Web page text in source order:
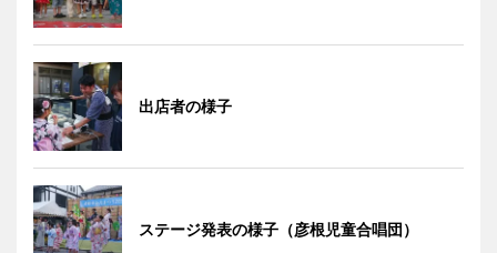
出店者の様子
ステージ発表の様子（彦根児童合唱団）